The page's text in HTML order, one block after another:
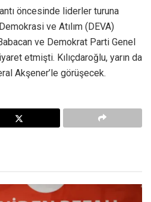
öncesinde liderler turuna
ve Atılım (DEVA)
ve Demokrat Parti Genel
etmişti. Kılıçdaroğlu, yarın da
Akşener’le görüşecek.